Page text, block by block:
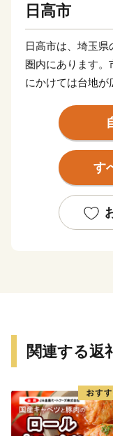
日高市
日高市は、埼玉県
圏内にあります
にかけては台地が
スカイツリーが
また、市内を流
形作られた巾着
うに咲く日本有
日高市といえば、
日高市では、平成
としました。
す
関連する返